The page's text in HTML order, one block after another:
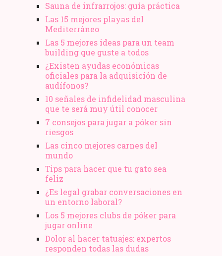
Sauna de infrarrojos: guía práctica
Las 15 mejores playas del
Mediterráneo
Las 5 mejores ideas para un team
building que guste a todos
¿Existen ayudas económicas
oficiales para la adquisición de
audífonos?
10 señales de infidelidad masculina
que te será muy útil conocer
7 consejos para jugar a póker sin
riesgos
Las cinco mejores carnes del
mundo
Tips para hacer que tu gato sea
feliz
¿Es legal grabar conversaciones en
un entorno laboral?
Los 5 mejores clubs de póker para
jugar online
Dolor al hacer tatuajes: expertos
responden todas las dudas